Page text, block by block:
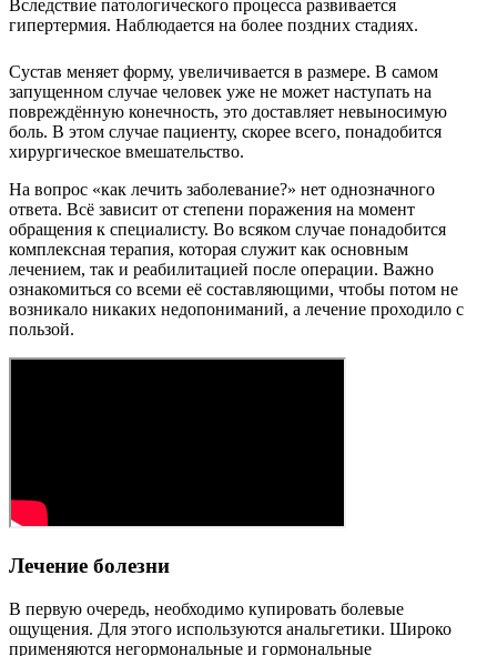
Вследствие патологического процесса развивается
гипертермия. Наблюдается на более поздних стадиях.
Сустав меняет форму, увеличивается в размере. В самом
запущенном случае человек уже не может наступать на
повреждённую конечность, это доставляет невыносимую
боль. В этом случае пациенту, скорее всего, понадобится
хирургическое вмешательство.
На вопрос «как лечить заболевание?» нет однозначного
ответа. Всё зависит от степени поражения на момент
обращения к специалисту. Во всяком случае понадобится
комплексная терапия, которая служит как основным
лечением, так и реабилитацией после операции. Важно
ознакомиться со всеми её составляющими, чтобы потом не
возникало никаких недопониманий, а лечение проходило с
пользой.
Лечение болезни
В первую очередь, необходимо купировать болевые
ощущения. Для этого используются анальгетики. Широко
применяются негормональные и гормональные